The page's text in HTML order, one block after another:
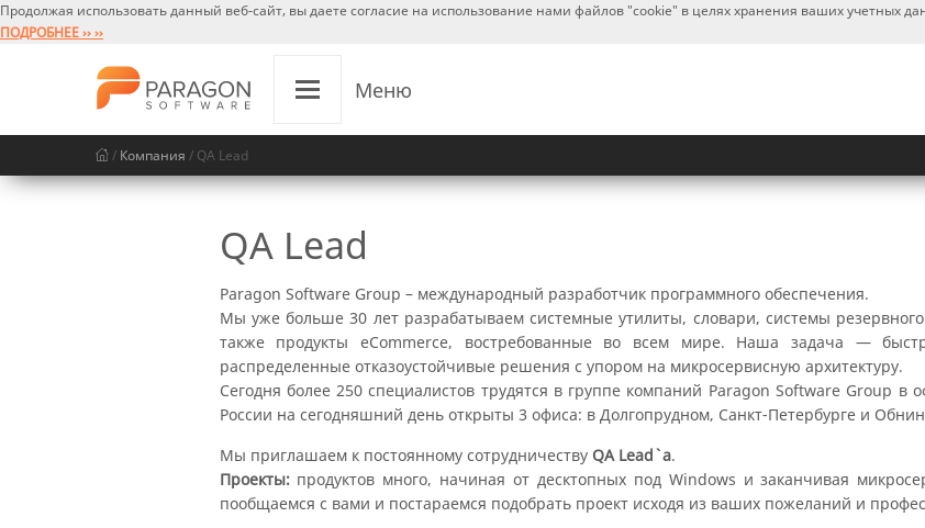
Продолжая использовать данный веб-сайт, вы даете согласие на использование нами файлов "cookie" в целях хранения ваших учетных
ПОДРОБНЕЕ ›› ››
Меню
/ Компания / QA Lead
QA Lead
Paragon Software Group – международный разработчик программного обеспечения.
Мы уже больше 30 лет разрабатываем системные утилиты, словари, системы
также продукты eCommerce, востребованные во всем мире. Наша задача —
распределенные отказоустойчивые решения с упором на микросервисную архитектуру.
Сегодня более 250 специалистов трудятся в группе компаний Paragon Software Group
России на сегодняшний день открыты 3 офиса: в Долгопрудном, Санкт-Петербурге и
Мы приглашаем к постоянному сотрудничеству QA Lead`а.
Проекты:продуктов много, начиная от десктопных под Windows и заканчивая
пообщаемся с вами и постараемся подобрать проект исходя из ваших пожеланий и